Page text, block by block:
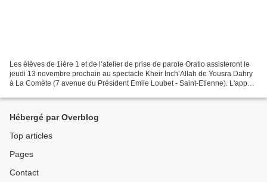
Les élèves de 1ière 1 et de l’atelier de prise de parole Oratio assisteront le
jeudi 13 novembre prochain au spectacle Kheir Inch’Allah de Yousra Dahry
à La Comète (7 avenue du Président Emile Loubet - Saint-Etienne). L'appel
Hébergé par Overblog
Top articles
Pages
Contact